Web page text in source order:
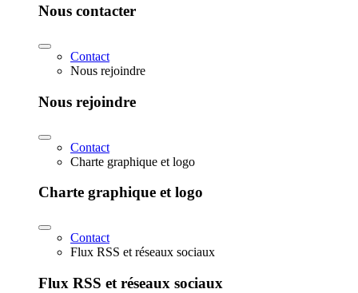
Nous contacter
Contact
Nous rejoindre
Nous rejoindre
Contact
Charte graphique et logo
Charte graphique et logo
Contact
Flux RSS et réseaux sociaux
Flux RSS et réseaux sociaux